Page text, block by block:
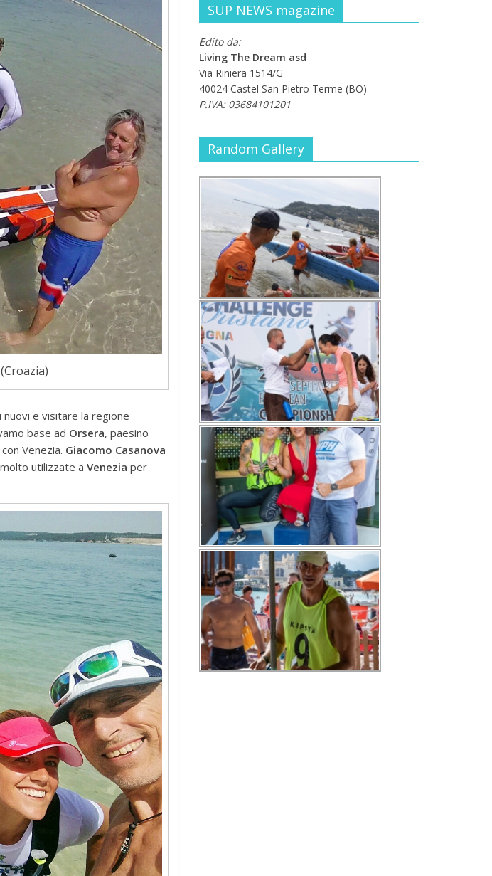
e visitare la regione
base ad Orsera, paesino
Venezia. Giacomo Casanova
utilizzate a Venezia per
SUP NEWS magazine
Edito da:
Living The Dream asd
Via Riniera 1514/G
40024 Castel San Pietro Terme (BO)
P.IVA: 03684101201
Random Gallery